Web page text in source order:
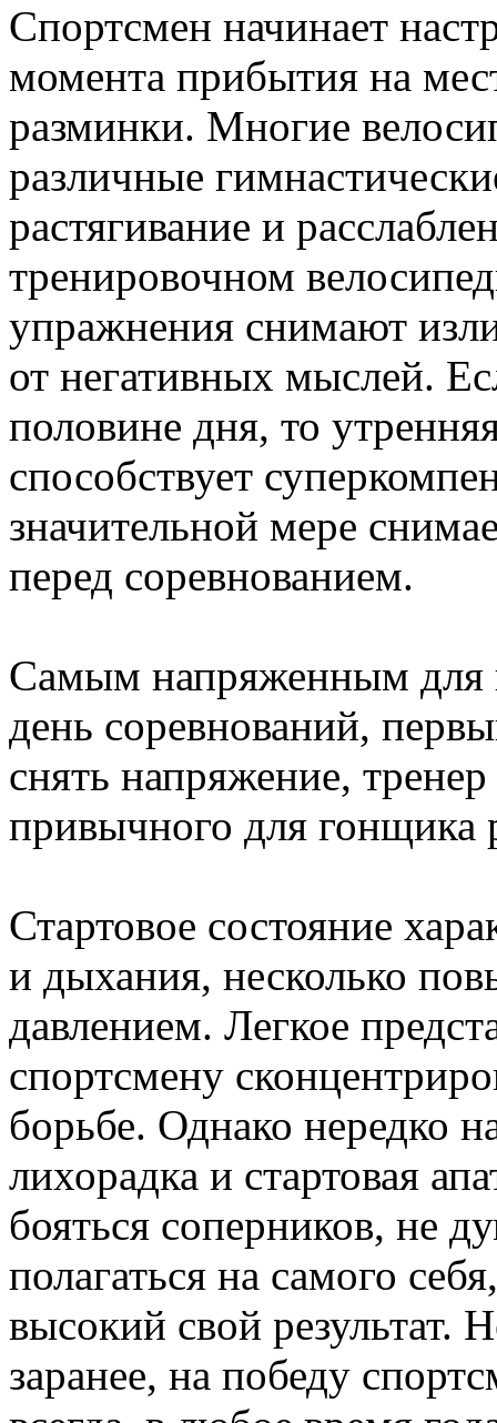
Спортсмен начинает
момента прибытия на
разминки. Многие
различные
растягивание и
тренировочном
упражнения снимают
от негативных мыслей.
половине дня, то
способствует
значительной мере
перед соревнованием.
Самым напряженным для
день соревнований,
снять напряжение,
привычного для гонщика
Стартовое состояние
и дыхания, несколько
давлением. Легкое
спортсмену
борьбе. Однако нередко
лихорадка и стартовая
бояться соперников, не
полагаться на самого
высокий свой результат.
заранее, на победу